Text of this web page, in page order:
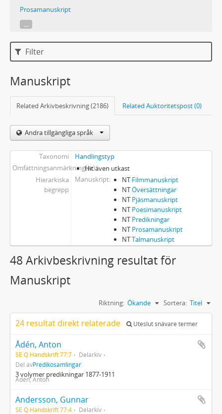
Prosamanuskript
...
Filter
Manuskript
Related Arkivbeskrivning (2186) Related Auktoritetspost (0)
Andra tillgängliga språk
Taxonomi
Handlingstyp
Omfattningsanmärkning(ar)Hit även utkast
Hierarkiska
begrepp
Manuskript NT Filmmanuskript
NTÖversättningar
NT Pjäsmanuskript
NT Poesimanuskript
NT Predikningar
NT Prosamanuskript
NTTalmanuskript
48 Arkivbeskrivning resultat för
Manuskript
Sortera: Titel
Riktning: Ökande
24 resultat direkt relaterade Uteslut snävare termer
Ådén, Anton
SE Q Handskrift 77:7
Delarkiv
Del avPredikosamlingar
3 volymer predikningar 1877-1911
Ådén, Anton
Andersson, Gunnar
SE Q Handskrift 77:4
Delarkiv